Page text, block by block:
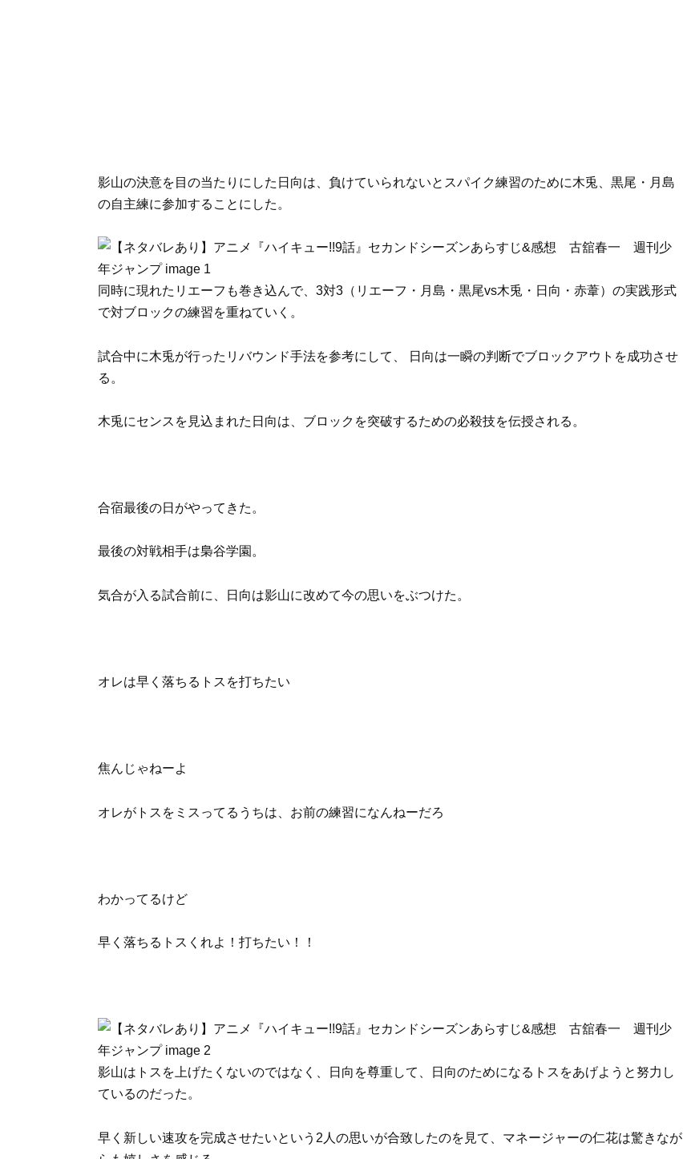
影山の決意を目の当たりにした日向は、負けていられないとスパイク練習のために木兎、黒尾・月島
の自主練に参加することにした。
同時に現れたリエーフも巻き込んで、3対3（リエーフ・月島・黒尾vs木兎・日向・赤葦）の実践形式
で対ブロックの練習を重ねていく。
試合中に木兎が行ったリバウンド手法を参考にして、 日向は一瞬の判断でブロックアウトを成功させ
る。
木兎にセンスを見込まれた日向は、ブロックを突破するための必殺技を伝授される。
合宿最後の日がやってきた。
最後の対戦相手は梟谷学園。
気合が入る試合前に、日向は影山に改めて今の思いをぶつけた。
オレは早く落ちるトスを打ちたい
焦んじゃねーよ
オレがトスをミスってるうちは、お前の練習になんねーだろ
わかってるけど
早く落ちるトスくれよ！打ちたい！！
影山はトスを上げたくないのではなく、日向を尊重して、日向のためになるトスをあげようと努力し
ているのだった。
早く新しい速攻を完成させたいという2人の思いが合致したのを見て、マネージャーの仁花は驚きなが